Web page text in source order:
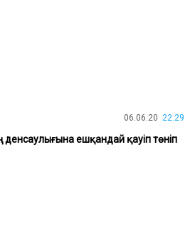
06.06.20 22:29
ешқандай қауіп төніп